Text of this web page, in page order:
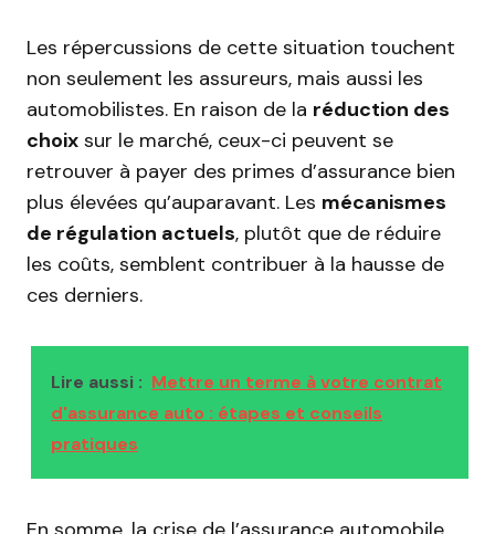
Les répercussions de cette situation touchent
non seulement les assureurs, mais aussi les
automobilistes. En raison de la réduction des
choix sur le marché, ceux-ci peuvent se
retrouver à payer des primes d’assurance bien
plus élevées qu’auparavant. Les mécanismes
de régulation actuels, plutôt que de réduire
les coûts, semblent contribuer à la hausse de
ces derniers.
Lire aussi : Mettre un terme à votre contrat
d'assurance auto : étapes et conseils
pratiques